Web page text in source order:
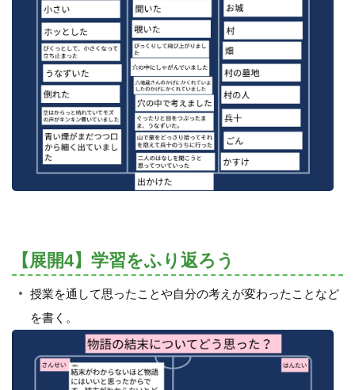
【展開4】学習をふり返ろう
授業を通して思ったことや自分の考えが変わったことなど
を書く。